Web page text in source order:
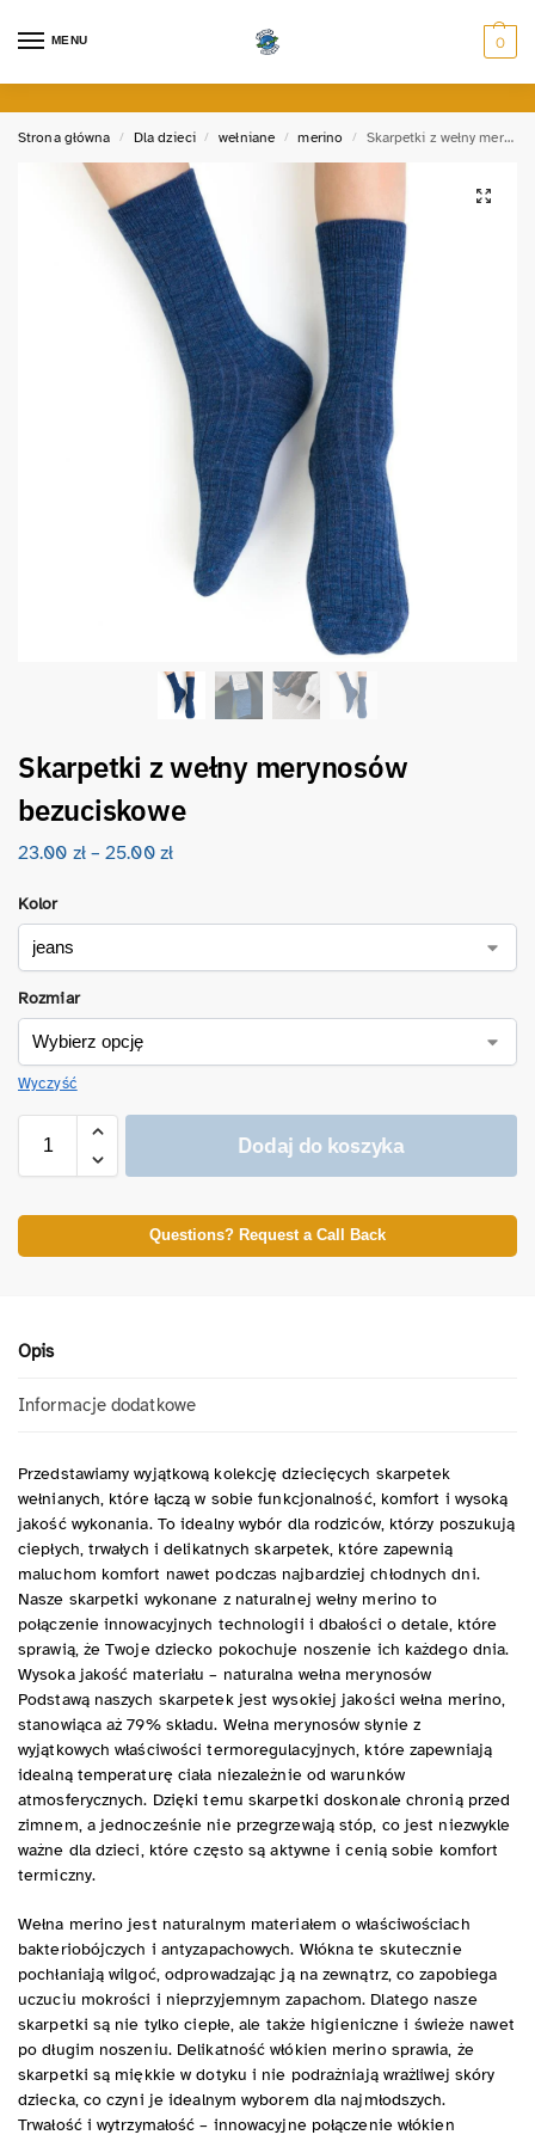
MENU 0
Strona główna / Dla dzieci / wełniane / merino / Skarpetki z wełny merynosów bezuciskowe
Skarpetki z wełny merynosów
bezuciskowe
23.00 zł – 25.00 zł
Kolor
Rozmiar
Wyczyść
Dodaj do koszyka
Questions? Request a Call Back
Opis
Informacje dodatkowe
Przedstawiamy wyjątkową kolekcję dziecięcych skarpetek
wełnianych, które łączą w sobie funkcjonalność, komfort i wysoką
jakość wykonania. To idealny wybór dla rodziców, którzy poszukują
ciepłych, trwałych i delikatnych skarpetek, które zapewnią
maluchom komfort nawet podczas najbardziej chłodnych dni.
Nasze skarpetki wykonane z naturalnej wełny merino to
połączenie innowacyjnych technologii i dbałości o detale, które
sprawią, że Twoje dziecko pokochuje noszenie ich każdego dnia.
Wysoka jakość materiału – naturalna wełna merynosów
Podstawą naszych skarpetek jest wysokiej jakości wełna merino,
stanowiąca aż 79% składu. Wełna merynosów słynie z
wyjątkowych właściwości termoregulacyjnych, które zapewniają
idealną temperaturę ciała niezależnie od warunków
atmosferycznych. Dzięki temu skarpetki doskonale chronią przed
zimnem, a jednocześnie nie przegrzewają stóp, co jest niezwykle
ważne dla dzieci, które często są aktywne i cenią sobie komfort
termiczny.
Wełna merino jest naturalnym materiałem o właściwościach
bakteriobójczych i antyzapachowych. Włókna te skutecznie
pochłaniają wilgoć, odprowadzając ją na zewnątrz, co zapobiega
uczuciu mokrości i nieprzyjemnym zapachom. Dlatego nasze
skarpetki są nie tylko ciepłe, ale także higieniczne i świeże nawet
po długim noszeniu. Delikatność włókien merino sprawia, że
skarpetki są miękkie w dotyku i nie podrażniają wrażliwej skóry
dziecka, co czyni je idealnym wyborem dla najmłodszych.
Trwałość i wytrzymałość – innowacyjne połączenie włókien